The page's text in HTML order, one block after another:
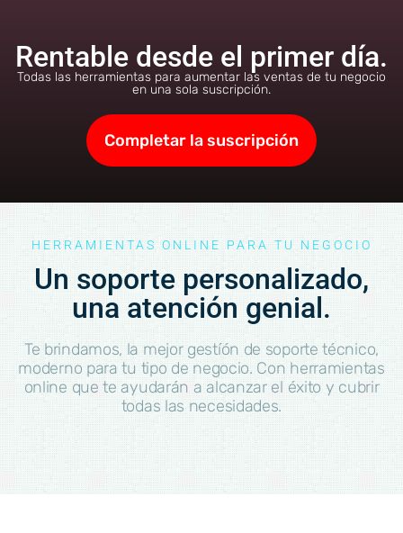
Rentable desde el primer día.
Todas las herramientas para aumentar las ventas de tu negocio
en una sola suscripción.
Completar la suscripción
HERRAMIENTAS ONLINE PARA TU NEGOCIO
Un soporte personalizado,
una atención genial.
Te brindamos, la mejor gestíón de soporte técnico,
moderno para tu tipo de negocio. Con herramientas
online que te ayudarán a alcanzar el éxito y cubrir
todas las necesidades.